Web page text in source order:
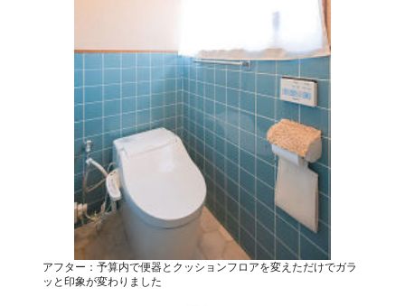
アフター：予算内で便器とクッションフロアを変えただけでガラ
ッと印象が変わりました